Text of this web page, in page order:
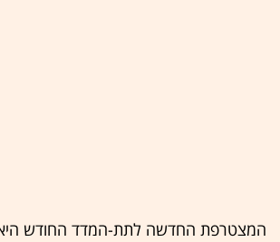
המצטרפת החדשה לתת-המדד החודש